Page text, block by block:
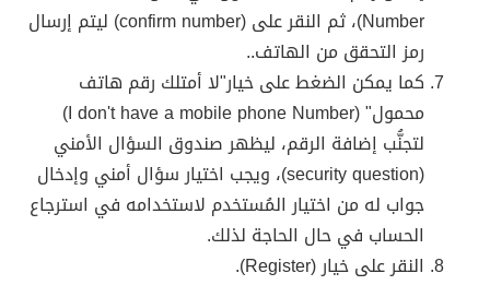
Number)، ثم النقر على (confirm number) ليتم إرسال
رمز التحقق من الهاتف..
كما يمكن الضغط على خيار"لا أمتلك رقم هاتف
محمول" (I don't have a mobile phone Number)
لتجنُّب إضافة الرقم، ليظهر صندوق السؤال الأمني
(security question)، ويجب اختيار سؤال أمني وإدخال
جواب له من اختيار المُستخدم لاستخدامه في استرجاع
الحساب في حال الحاجة لذلك.
النقر على خيار (Register).